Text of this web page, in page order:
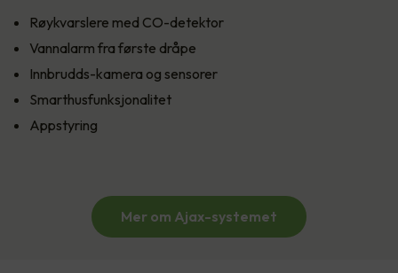
Røykvarslere med CO-detektor
Vannalarm fra første dråpe
Innbrudds-kamera og sensorer
Smarthusfunksjonalitet
Appstyring
Mer om Ajax-systemet